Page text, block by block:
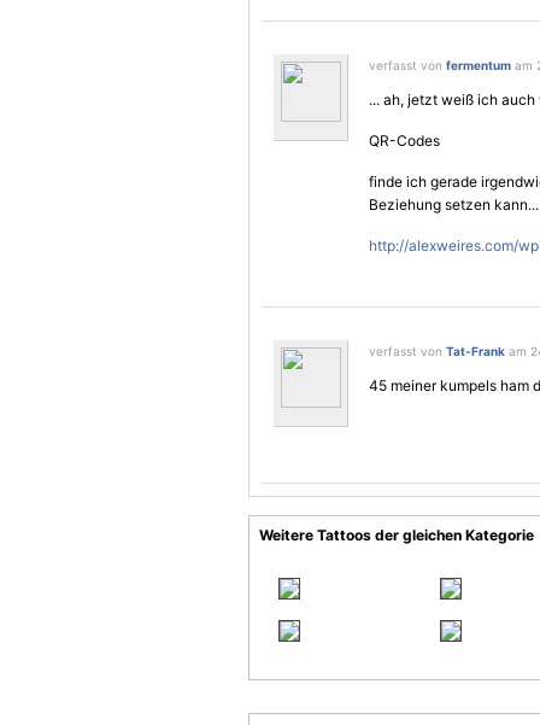
verfasst von fermentum am
... ah, jetzt weiß ich
QR-Codes
finde ich gerade
Beziehung setzen kann...
http://alexweires.com/
verfasst von Tat-Frank am
45 meiner kumpels ham
Weitere Tattoos der gleichen Kategorie